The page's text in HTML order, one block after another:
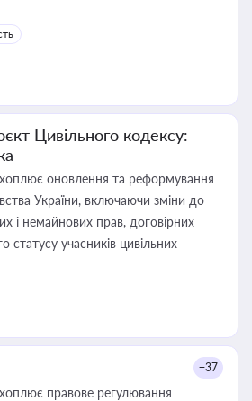
Цивільного кодексу:
оновлення та реформування
України, включаючи зміни до
і немайнових прав, договірних
статусу учасників цивільних
+37
правове регулювання